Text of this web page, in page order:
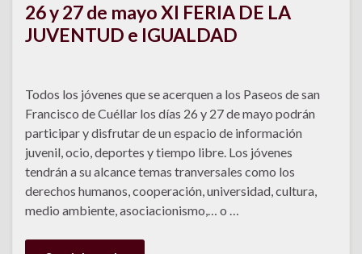
26 y 27 de mayo XI FERIA DE LA
JUVENTUD e IGUALDAD
Todos los jóvenes que se acerquen a los Paseos de san
Francisco de Cuéllar los días 26 y 27 de mayo podrán
participar y disfrutar de un espacio de información
juvenil, ocio, deportes y tiempo libre. Los jóvenes
tendrán a su alcance temas tranversales como los
derechos humanos, cooperación, universidad, cultura,
medio ambiente, asociacionismo,… o …